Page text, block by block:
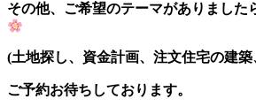
その他、ご希望のテーマがありました
(土地探し、資金計画、注文住宅の建
ご予約お待ちしております。